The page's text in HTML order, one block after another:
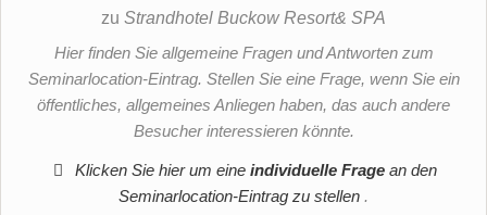
zu Strandhotel Buckow Resort& SPA
Hier finden Sie allgemeine Fragen und Antworten zum
Seminarlocation-Eintrag. Stellen Sie eine Frage, wenn Sie ein
öffentliches, allgemeines Anliegen haben, das auch andere
Besucher interessieren könnte.
Klicken Sie hier um eineindividuelle Frage an den
Seminarlocation-Eintrag zu stellen .